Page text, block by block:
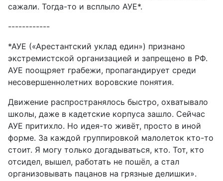
сажали. Тогда-то и всплыло АУЕ*.
------------
*АУЕ («Арестантский уклад един») признано
экстремистской организацией и запрещено в РФ.
АУЕ поощряет грабежи, пропагандирует среди
несовершеннолетних воровские понятия.
Движение распространялось быстро, охватывало
школы, даже в кадетские корпуса зашло. Сейчас
АУЕ притихло. Но идея-то живёт, просто в иной
форме. За каждой группировкой малолеток кто-то
стоит. Я могу только догадываться, кто. Тот, кто
отсидел, вышел, работать не пошёл, а стал
организовывать пацанов на грязные делишки».